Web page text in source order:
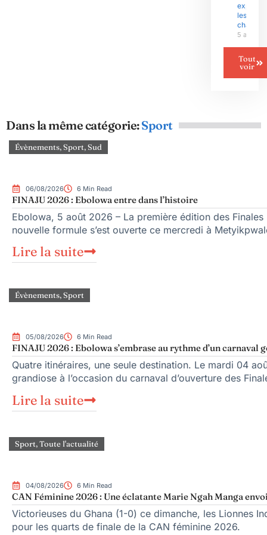
exploser
les
5 août
Tout
voir
Dans la même catégorie:Sport
Évènements,Sport,Sud
06/08/2026 6 Min Read
FINAJU 2026 : Ebolowa entre dans l’histoire
Ebolowa, 5 août 2026 – La première édition des
nouvelle formule s’est ouverte ce mercredi à
Lire la suite
Évènements,Sport
05/08/2026 6 Min Read
FINAJU 2026 : Ebolowa s’embrase au rythme d’un carnaval
Quatre itinéraires, une seule destination. Le mardi 04
grandiose à l’occasion du carnaval d’ouverture des
Lire la suite
Sport,Toute l'actualité
04/08/2026 6 Min Read
CAN Féminine 2026 : Une éclatante Marie Ngah Manga
Victorieuses du Ghana (1-0) ce dimanche, les Lionnes
pour les quarts de finale de la CAN féminine 2026.